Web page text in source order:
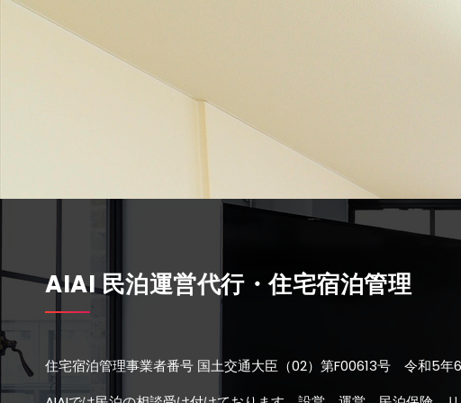
AIAI 民泊運営代行・住宅宿泊管理
住宅宿泊管理事業者番号 国土交通大臣（02）第F00613号 令和5年